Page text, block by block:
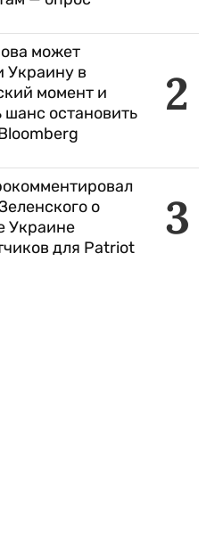
2
может
Украину в
момент и
шанс остановить
3
о
Украине
для Patriot